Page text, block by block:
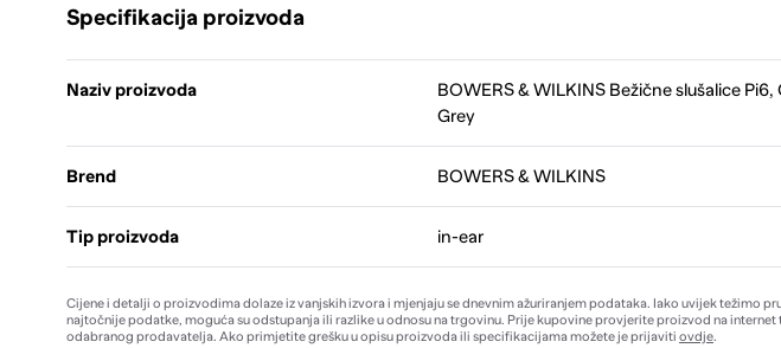
Specifikacija proizvoda
Naziv proizvoda
BOWERS & WILKINS Bežične slušalice Pi6,
Grey
Brend BOWERS & WILKINS
Tip proizvoda in-ear
Cijene i detalji o proizvodima dolaze iz vanjskih izvora i mjenjaju se dnevnim ažuriranjem podataka. Iako uvijek težimo
najtočnije podatke, moguća su odstupanja ili razlike u odnosu na trgovinu. Prije kupovine provjerite proizvod na internet
odabranog prodavatelja. Ako primjetite grešku u opisu proizvoda ili specifikacijama možete je prijaviti ovdje.